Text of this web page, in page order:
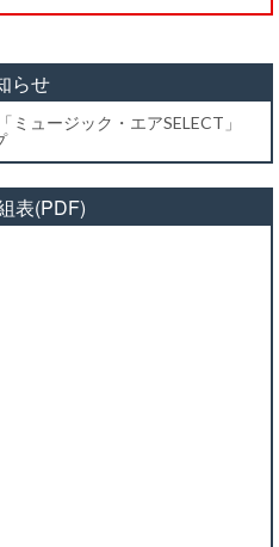
らせ
ュージック・エアSELECT」
表(PDF)